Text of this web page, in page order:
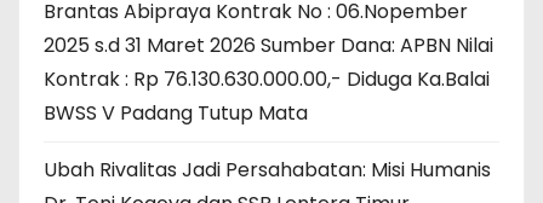
Brantas Abipraya Kontrak No : 06.Nopember
2025 s.d 31 Maret 2026 Sumber Dana: APBN Nilai
Kontrak : Rp 76.130.630.000.00,- Diduga Ka.Balai
BWSS V Padang Tutup Mata
Ubah Rivalitas Jadi Persahabatan: Misi Humanis